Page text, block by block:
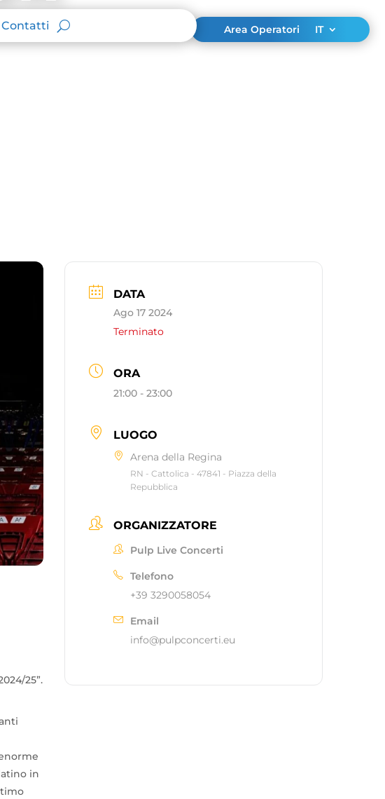
Contatti Area Operatori IT
25”.
in
DATA
Ago 17 2024
Terminato
ORA
21:00 - 23:00
LUOGO
Arena della Regina
RN - Cattolica - 47841 - Piazza della
Repubblica
ORGANIZZATORE
Pulp Live Concerti
Telefono
+39 3290058054
Email
info@pulpconcerti.eu